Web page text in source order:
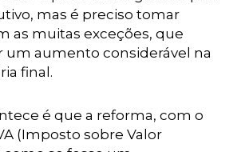
mas é preciso tomar
as muitas exceções, que
um aumento considerável na
final.
é que a reforma, com o
(Imposto sobre Valor